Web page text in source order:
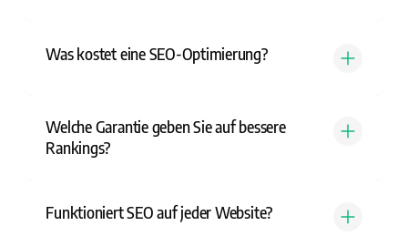
Was kostet eine SEO-Optimierung?
Welche Garantie geben Sie auf bessere
Rankings?
Funktioniert SEO auf jeder Website?